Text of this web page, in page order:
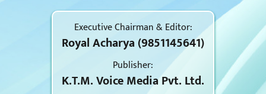
Executive Chairman & Editor:
Royal Acharya (9851145641)
Publisher:
K.T.M. Voice Media Pvt. Ltd.